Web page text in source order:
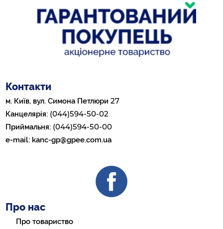
Контакти
м. Київ, вул. Симона Петлюри27
Канцелярія: (044)594-50-02
Приймальня: (044)594-50-00
e-mail: kanc-gp@gpee.com.ua
Про нас
Про товариство